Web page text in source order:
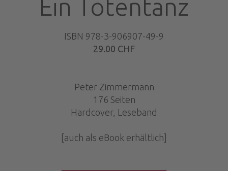
Ein Totentanz
ISBN 978-3-906907-49-9
29.00 CHF
Peter Zimmermann
176 Seiten
Hardcover, Leseband
[auch als eBook erhältlich]